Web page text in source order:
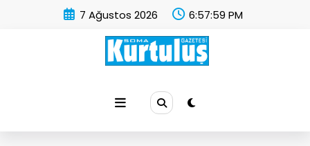
7 Ağustos 2026 6:57:59 PM